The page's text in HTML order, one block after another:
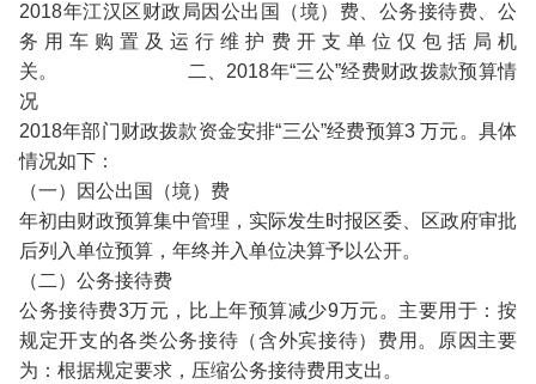
2018年江汉区财政局因公出国（境）费、公务接待费、公
务用车购置及运行维护费开支单位仅包括局机
关。 二、2018年“三公”经费财政拨款预算情
况
2018年部门财政拨款资金安排“三公”经费预算3 万元。具体
情况如下：
（一）因公出国（境）费
年初由财政预算集中管理，实际发生时报区委、区政府审批
后列入单位预算，年终并入单位决算予以公开。
（二）公务接待费
公务接待费3万元，比上年预算减少9万元。主要用于：按
规定开支的各类公务接待（含外宾接待）费用。原因主要
为：根据规定要求，压缩公务接待费用支出。